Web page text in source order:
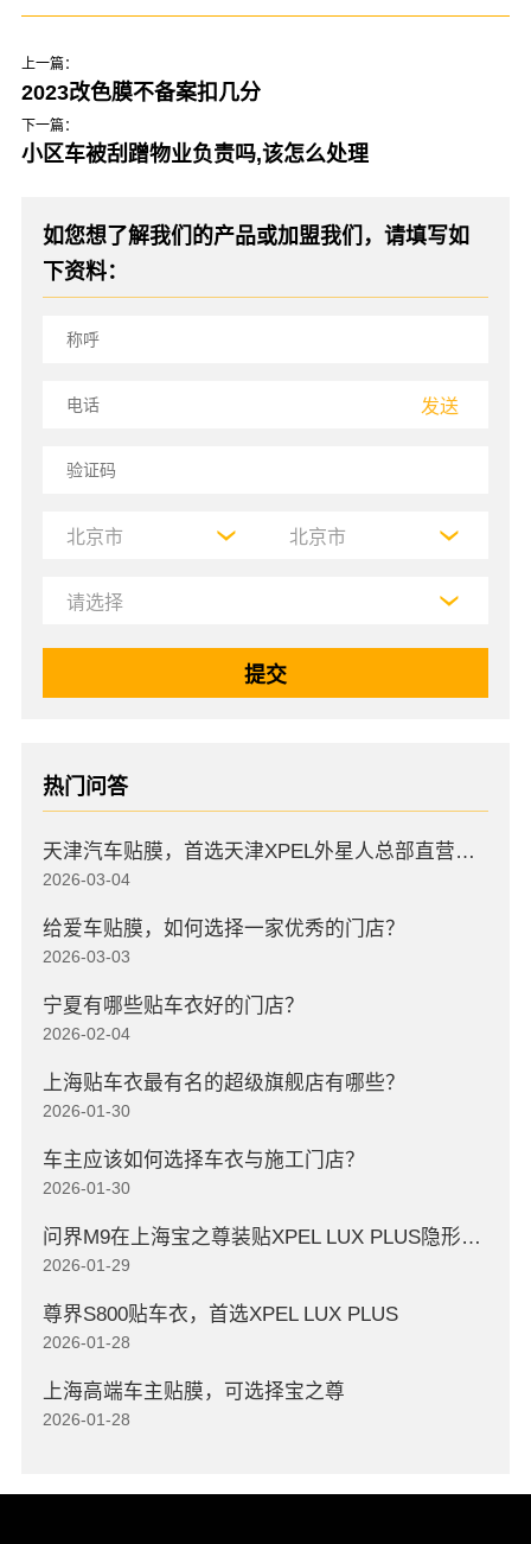
上一篇：
2023改色膜不备案扣几分
下一篇：
小区车被刮蹭物业负责吗,该怎么处理
如您想了解我们的产品或加盟我们，请填写如
下资料：
发送
热门问答
天津汽车贴膜，首选天津XPEL外星人总部直营店，高口碑店
2026-03-04
给爱车贴膜，如何选择一家优秀的门店？
2026-03-03
宁夏有哪些贴车衣好的门店？
2026-02-04
上海贴车衣最有名的超级旗舰店有哪些？
2026-01-30
车主应该如何选择车衣与施工门店？
2026-01-30
问界M9在上海宝之尊装贴XPEL LUX PLUS隐形车衣
2026-01-29
尊界S800贴车衣，首选XPEL LUX PLUS
2026-01-28
上海高端车主贴膜，可选择宝之尊
2026-01-28